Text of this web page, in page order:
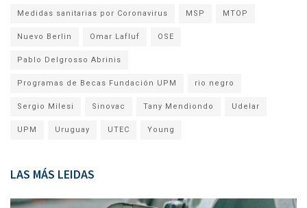
Medidas sanitarias por Coronavirus MSP MTOP
Nuevo Berlin Omar Lafluf OSE
Pablo Delgrosso Abrinis
Programas de Becas Fundación UPM rio negro
Sergio Milesi Sinovac Tany Mendiondo Udelar
UPM Uruguay UTEC Young
LAS MÁS LEIDAS